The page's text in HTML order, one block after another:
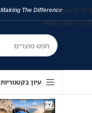
דלג לניווט
דלג לתוכן ראשי
Making The Difference
עיון בקטגוריות